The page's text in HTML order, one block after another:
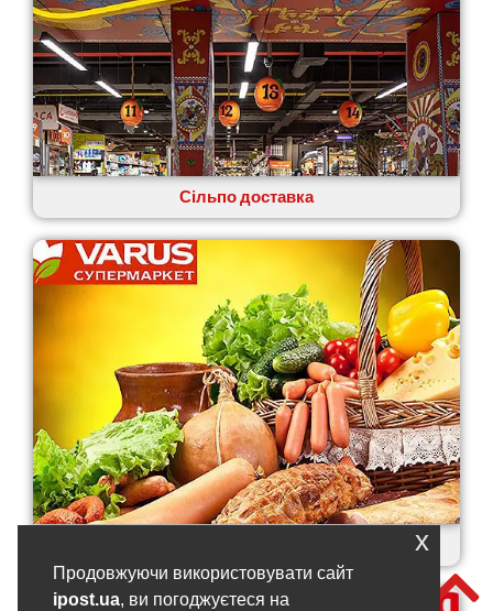
Сільпо доставка
Продовжуючи використовувати сайт
ipost.ua, ви погоджуєтеся на
x